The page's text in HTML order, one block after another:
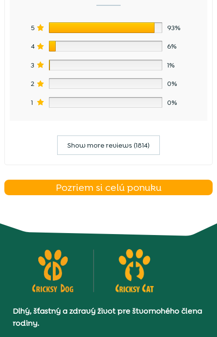
5 93%
4 6%
3 1%
2 0%
1 0%
Show more reviews (1814)
Pozriem si celú ponuku
Dlhý, šťastný a zdravý život pre štvornohého člena
rodiny.